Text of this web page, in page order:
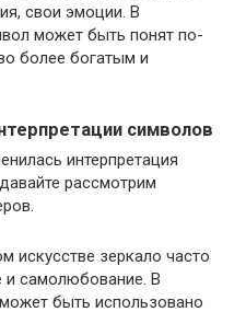
свои эмоции. В
может быть понят по-
более богатым и
символов
интерпретация
рассмотрим
искусстве зеркало часто
и самолюбование. В
быть использовано